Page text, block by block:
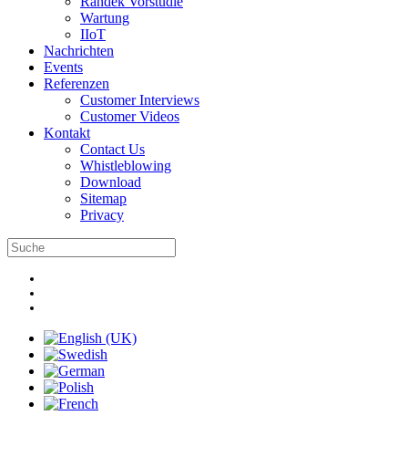
Wartung
IIoT
Nachrichten
Events
Referenzen
Customer Interviews
Customer Videos
Kontakt
Contact Us
Whistleblowing
Download
Sitemap
Privacy